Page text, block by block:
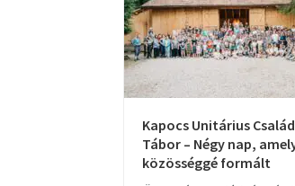
Kapocs Unitárius
Tábor – Négy nap,
közösséggé formált